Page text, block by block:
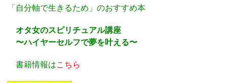
「自分軸で生きるため」のおすすめ本
オタ女のスピリチュアル講座
〜ハイヤーセルフで夢を叶える〜
書籍情報はこちら